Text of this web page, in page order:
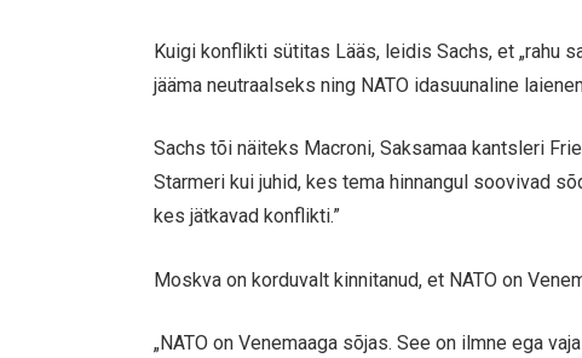
Kuigi konflikti sütitas Lääs, leidis Sachs, et „rahu
jääma neutraalseks ning NATO idasuunaline
Sachs tõi näiteks Macroni, Saksamaa kantsleri
Starmeri kui juhid, kes tema hinnangul soovivad
kes jätkavad konflikti.”
Moskva on korduvalt kinnitanud, et NATO on
„NATO on Venemaaga sõjas. See on ilmne ega